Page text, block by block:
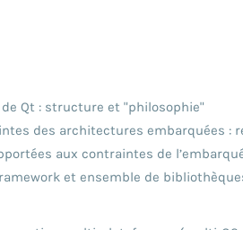
Qt : structure et "philosophie"
des architectures embarquées :
aux contraintes de
et ensemble de